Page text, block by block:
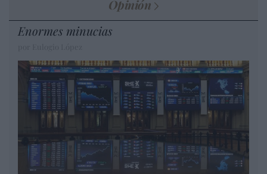
Opinión
Enormes minucias